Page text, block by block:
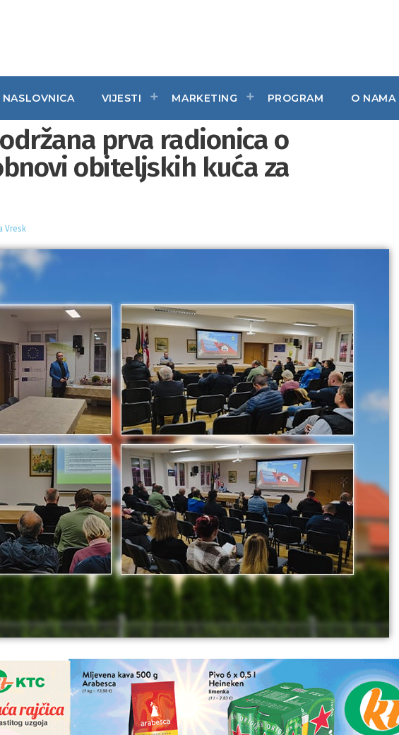
NASLOVNICA VIJESTI MARKETING PROGRAM O NAMA
prva radionica o
obiteljskih kuća za
Vresk